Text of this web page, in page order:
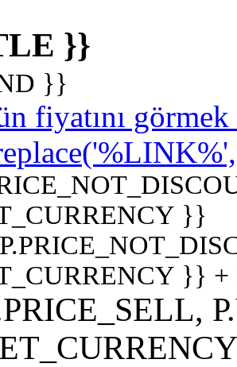
}}
}}
fiyatını
}}
}}